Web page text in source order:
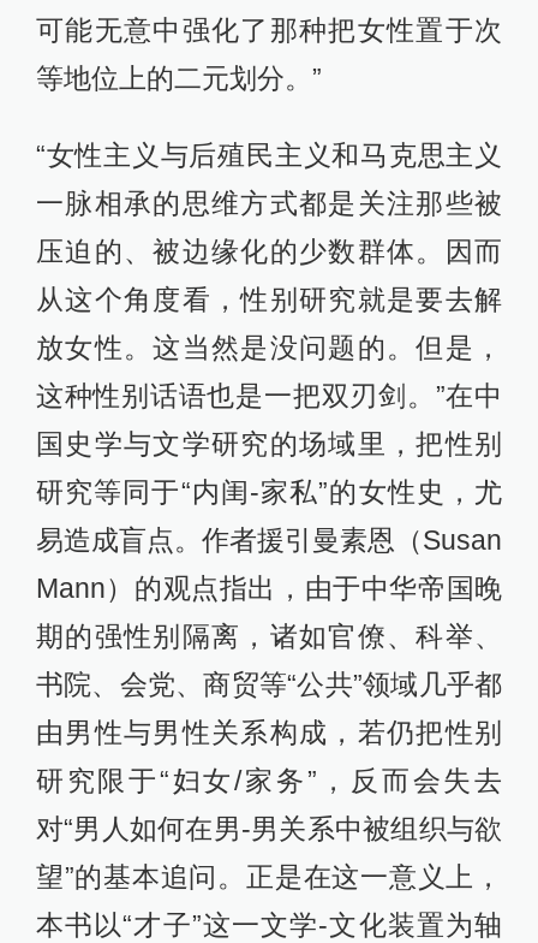
可能无意中强化了那种把女性置于次
等地位上的二元划分。”
“女性主义与后殖民主义和马克思主义
一脉相承的思维方式都是关注那些被
压迫的、被边缘化的少数群体。因而
从这个角度看，性别研究就是要去解
放女性。这当然是没问题的。但是，
这种性别话语也是一把双刃剑。”在中
国史学与文学研究的场域里，把性别
研究等同于“内闺-家私”的女性史，尤
易造成盲点。作者援引曼素恩（Susan
Mann）的观点指出，由于中华帝国晚
期的强性别隔离，诸如官僚、科举、
书院、会党、商贸等“公共”领域几乎都
由男性与男性关系构成，若仍把性别
研究限于“妇女/家务”，反而会失去
对“男人如何在男-男关系中被组织与欲
望”的基本追问。正是在这一意义上，
本书以“才子”这一文学-文化装置为轴